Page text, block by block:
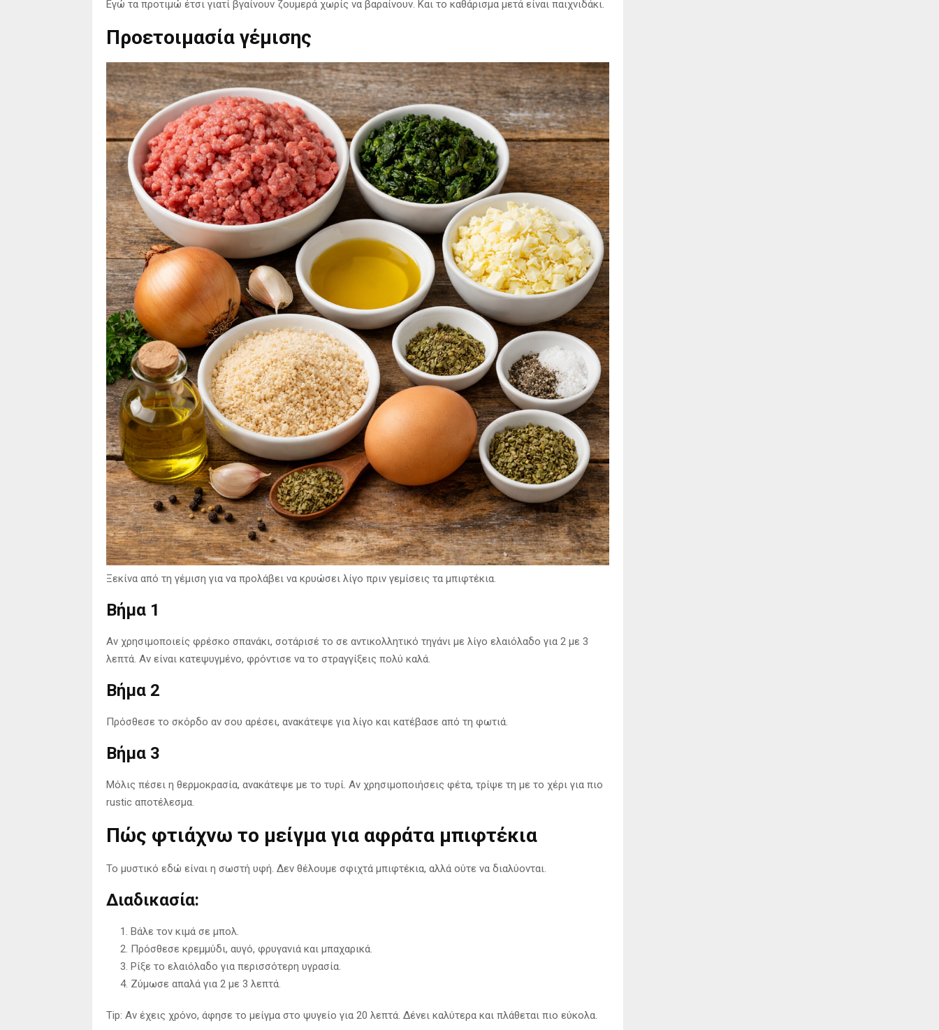
Εγώ τα προτιμώ έτσι γιατί βγαίνουν ζουμερά χωρίς να βαραίνουν. Και το καθάρισμα μετά είναι παιχνιδάκι.
Προετοιμασία γέμισης
Ξεκίνα από τη γέμιση για να προλάβει να κρυώσει λίγο πριν γεμίσεις τα μπιφτέκια.
Βήμα 1
Αν χρησιμοποιείς φρέσκο σπανάκι, σοτάρισέ το σε αντικολλητικό τηγάνι με λίγο ελαιόλαδο για 2 με 3
λεπτά. Αν είναι κατεψυγμένο, φρόντισε να το στραγγίξεις πολύ καλά.
Βήμα 2
Πρόσθεσε το σκόρδο αν σου αρέσει, ανακάτεψε για λίγο και κατέβασε από τη φωτιά.
Βήμα 3
Μόλις πέσει η θερμοκρασία, ανακάτεψε με το τυρί. Αν χρησιμοποιήσεις φέτα, τρίψε τη με το χέρι για πιο
rustic αποτέλεσμα.
Πώς φτιάχνω το μείγμα για αφράτα μπιφτέκια
Το μυστικό εδώ είναι η σωστή υφή. Δεν θέλουμε σφιχτά μπιφτέκια, αλλά ούτε να διαλύονται.
Διαδικασία:
Βάλε τον κιμά σε μπολ.
Πρόσθεσε κρεμμύδι, αυγό, φρυγανιά και μπαχαρικά.
Ρίξε το ελαιόλαδο για περισσότερη υγρασία.
Ζύμωσε απαλά για 2 με 3 λεπτά.
Tip: Αν έχεις χρόνο, άφησε το μείγμα στο ψυγείο για 20 λεπτά. Δένει καλύτερα και πλάθεται πιο εύκολα.